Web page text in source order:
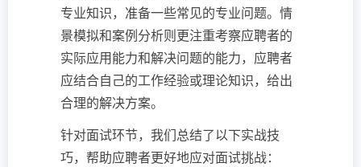
专业知识，准备一些常见的专业问题。情
景模拟和案例分析则更注重考察应聘者的
实际应用能力和解决问题的能力，应聘者
应结合自己的工作经验或理论知识，给出
合理的解决方案。
针对面试环节，我们总结了以下实战技
巧，帮助应聘者更好地应对面试挑战：